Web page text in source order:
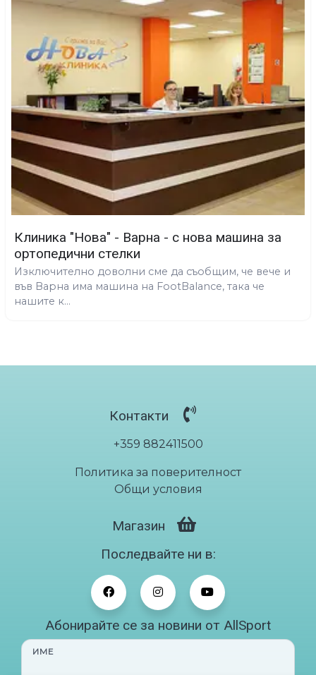
Клиника "Нова" - Варна - с нова машина за
ортопедични стелки
Изключително доволни сме да съобщим, че вече и
във Варна има машина на FootBalance, така че
нашите к...
Контакти
+359 882411500
Политика за поверителност
Общи условия
Магазин
Последвайте ни в:
Абонирайте се за новини от AllSport
ИМЕ